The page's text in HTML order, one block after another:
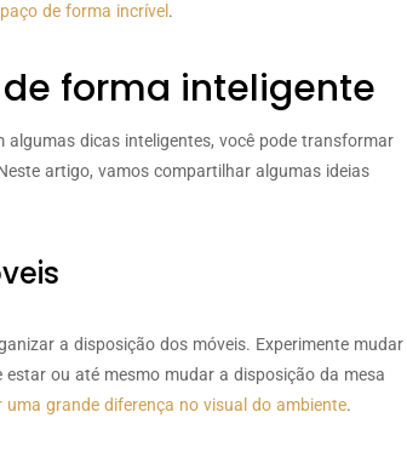
de forma incrível .
forma inteligente
dicas inteligentes, você pode transformar
artigo, vamos compartilhar algumas ideias
a disposição dos móveis. Experimente mudar
ou até mesmo mudar a disposição da mesa
grande diferença no visual do ambiente.